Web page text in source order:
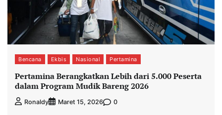
Bencana Ekbis Nasional Pertamina
Pertamina Berangkatkan Lebih dari 5.000 Peserta
dalam Program Mudik Bareng 2026
Ronaldy Maret 15, 2026 0